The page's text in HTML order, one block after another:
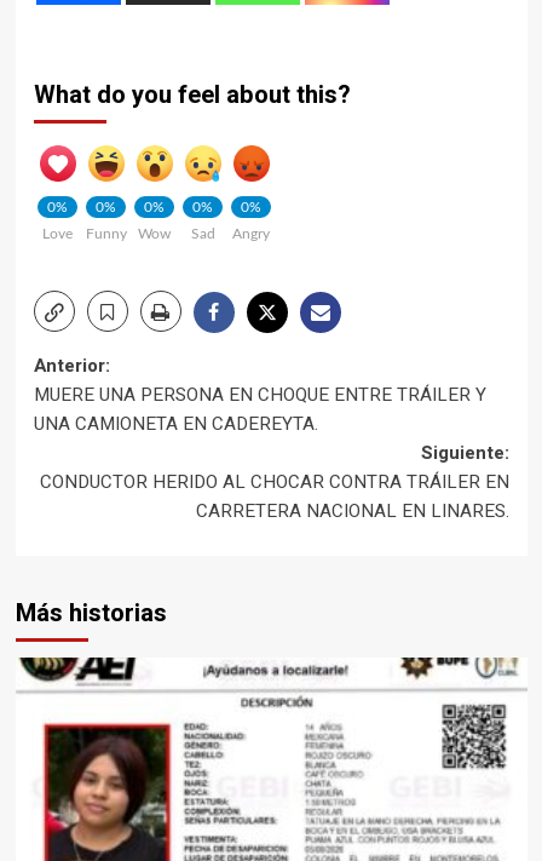
What do you feel about this?
0%
Love
0%
Funny
0%
Wow
0%
Sad
0%
Angry
Navegación
de
entradas
Anterior:
MUERE UNA PERSONA EN CHOQUE ENTRE TRÁILER Y
UNA CAMIONETA EN CADEREYTA.
Siguiente:
CONDUCTOR HERIDO AL CHOCAR CONTRA TRÁILER EN
CARRETERA NACIONAL EN LINARES.
Más historias